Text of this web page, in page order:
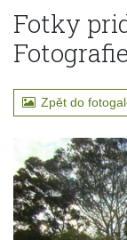
Fotky
Zpět do